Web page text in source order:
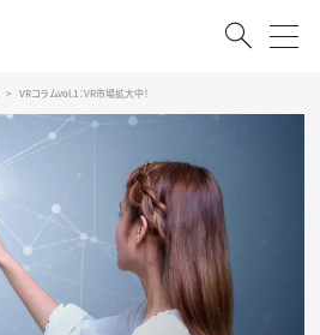
VRコラムvol.1：VR市場拡大中！